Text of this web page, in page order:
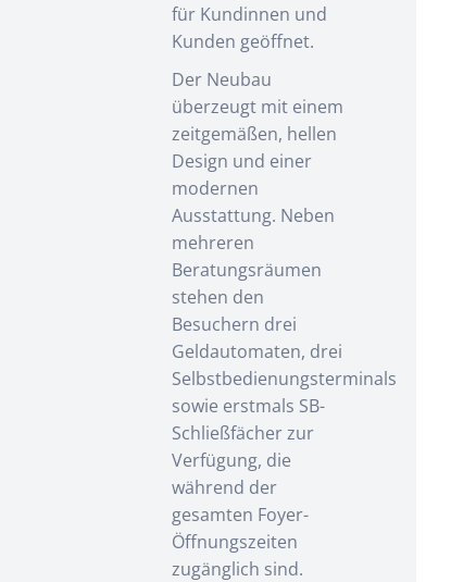
für Kundinnen und
Kunden geöffnet.
Der Neubau
überzeugt mit einem
zeitgemäßen, hellen
Design und einer
modernen
Ausstattung. Neben
mehreren
Beratungsräumen
stehen den
Besuchern drei
Geldautomaten, drei
Selbstbedienungsterminals
sowie erstmals SB-
Schließfächer zur
Verfügung, die
während der
gesamten Foyer-
Öffnungszeiten
zugänglich sind.